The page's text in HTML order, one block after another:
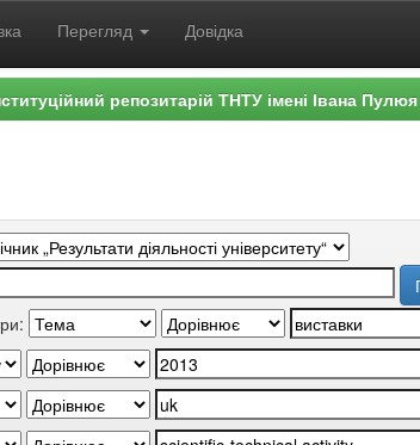
Перегляд Довідка
репозитарій ТНТУ імені Івана Пулюя